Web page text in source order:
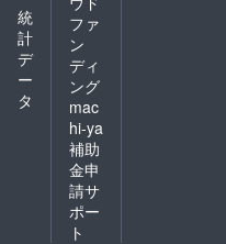
統
計
デ
ー
タ
ファ
ン
ディ
ング
mac
hi-ya
補助
金申
請サ
ポー
ト